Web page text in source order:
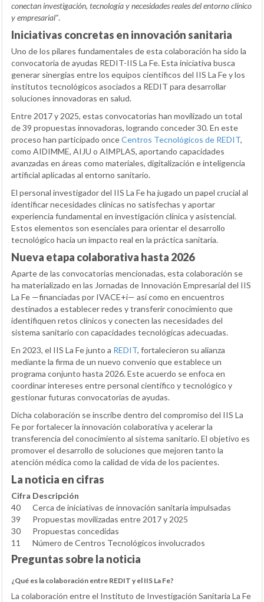
conectan investigación, tecnología y necesidades reales del entorno clínico
y empresarial”.
Iniciativas concretas en innovación sanitaria
Uno de los pilares fundamentales de esta colaboración ha sido la
convocatoria de ayudas REDIT-IIS La Fe. Esta iniciativa busca
generar sinergias entre los equipos científicos del IIS La Fe y los
institutos tecnológicos asociados a REDIT para desarrollar
soluciones innovadoras en salud.
Entre 2017 y 2025, estas convocatorias han movilizado un total
de 39 propuestas innovadoras, logrando conceder 30. En este
proceso han participado onceCentros Tecnológicos de REDIT,
como AIDIMME, AIJU o AIMPLAS, aportando capacidades
avanzadas en áreas como materiales, digitalización e inteligencia
artificial aplicadas al entorno sanitario.
El personal investigador del IIS La Fe ha jugado un papel crucial al
identificar necesidades clínicas no satisfechas y aportar
experiencia fundamental en investigación clínica y asistencial.
Estos elementos son esenciales para orientar el desarrollo
tecnológico hacia un impacto real en la práctica sanitaria.
Nueva etapa colaborativa hasta 2026
Aparte de las convocatorias mencionadas, esta colaboración se
ha materializado en las Jornadas de Innovación Empresarial del IIS
La Fe —financiadas por IVACE+i— así como en encuentros
destinados a establecer redes y transferir conocimiento que
identifiquen retos clínicos y conecten las necesidades del
sistema sanitario con capacidades tecnológicas adecuadas.
En 2023, el IIS La Fe junto a REDIT, fortalecieron su alianza
mediante la firma de un nuevo convenio que establece un
programa conjunto hasta 2026. Este acuerdo se enfoca en
coordinar intereses entre personal científico y tecnológico y
gestionar futuras convocatorias de ayudas.
Dicha colaboración se inscribe dentro del compromiso del IIS La
Fe por fortalecer la innovación colaborativa y acelerar la
transferencia del conocimiento al sistema sanitario. El objetivo es
promover el desarrollo de soluciones que mejoren tanto la
atención médica como la calidad de vida de los pacientes.
La noticia en cifras
Cifra Descripción
40
Cerca de iniciativas de innovación sanitaria impulsadas
39
Propuestas movilizadas entre 2017 y 2025
30
Propuestas concedidas
11
Número de Centros Tecnológicos involucrados
Preguntas sobre la noticia
¿Qué es la colaboración entre REDIT y el IIS La Fe?
La colaboración entre el Instituto de Investigación Sanitaria La Fe